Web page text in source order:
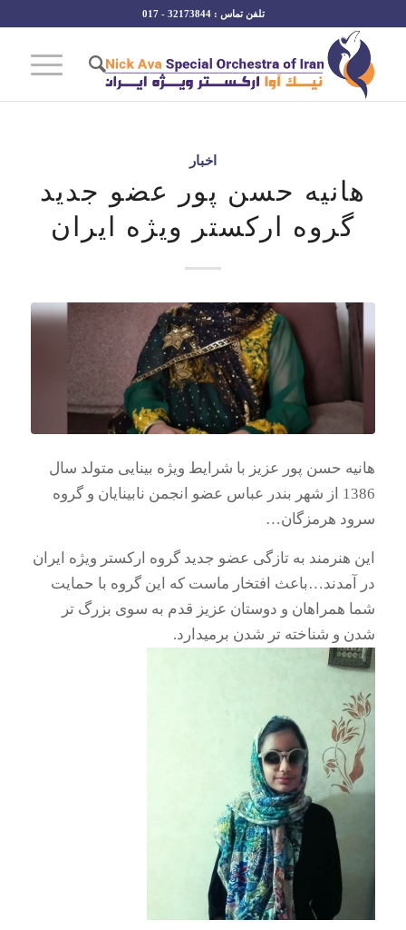
تلفن تماس : 32173844 - 017
اخبار
هانیه حسن پور عضو جدید
گروه ارکستر ویژه ایران
هانیه حسن پور عزیز با شرایط ویژه بینایی متولد سال
1386 از شهر بندر عباس عضو انجمن نابینایان و گروه
سرود هرمزگان…
این هنرمند به تازگی عضو جدید گروه ارکستر ویژه ایران
در آمدند…باعث افتخار ماست که این گروه با حمایت
شما همراهان و دوستان عزیز قدم به سوی بزرگ تر
شدن و شناخته تر شدن برمیدارد.